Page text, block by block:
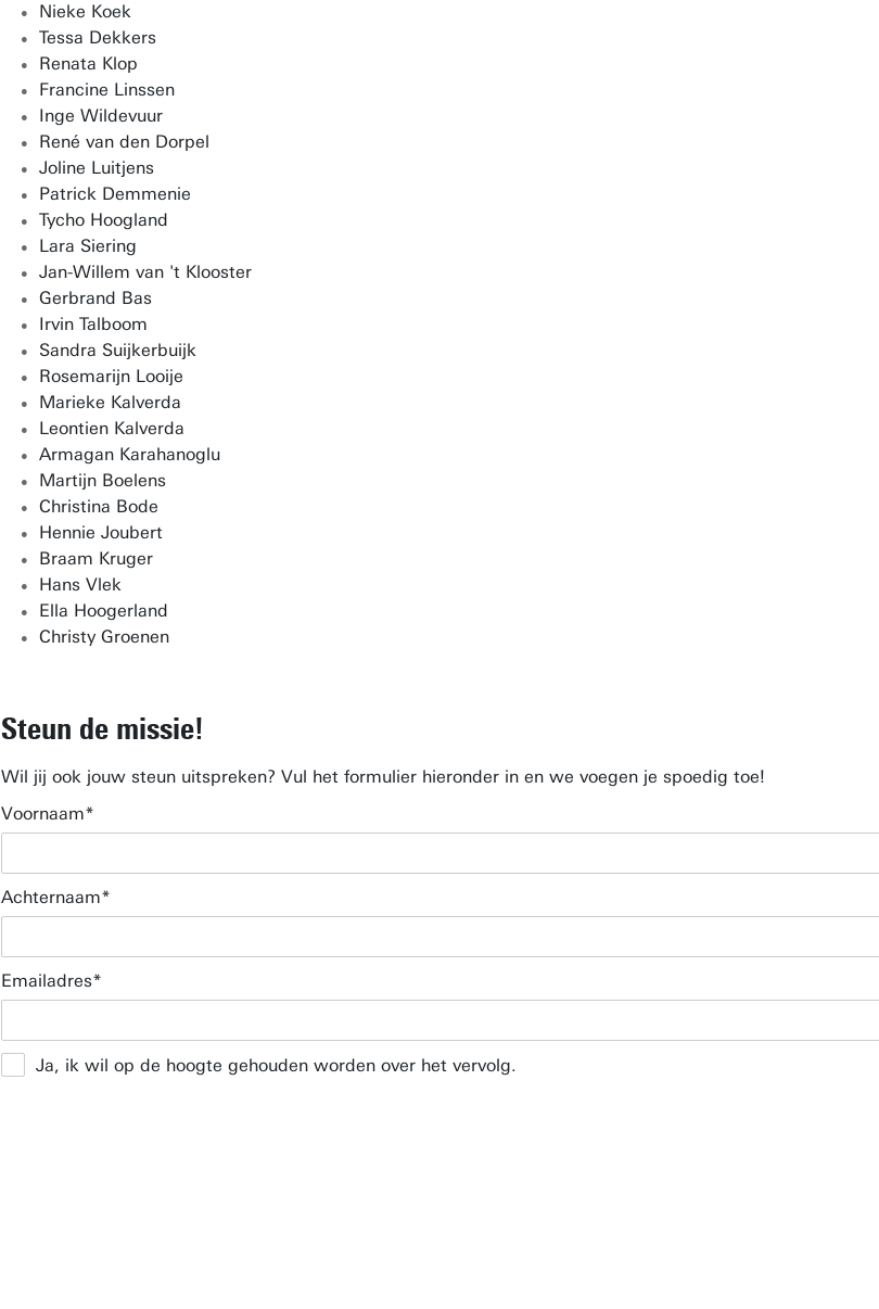
Nieke Koek
Tessa Dekkers
Renata Klop
Francine Linssen
Inge Wildevuur
René van den Dorpel
Joline Luitjens
Patrick Demmenie
Tycho Hoogland
Lara Siering
Jan-Willem van 't Klooster
Gerbrand Bas
Irvin Talboom
Sandra Suijkerbuijk
Rosemarijn Looije
Marieke Kalverda
Leontien Kalverda
Armagan Karahanoglu
Martijn Boelens
Christina Bode
Hennie Joubert
Braam Kruger
Hans Vlek
Ella Hoogerland
Christy Groenen
Steun de missie!
Wil jij ook jouw steun uitspreken? Vul het formulier hieronder in en we voegen je spoedig toe!
Voornaam
Achternaam
Emailadres
Ja, ik wil op de hoogte gehouden worden over het vervolg.